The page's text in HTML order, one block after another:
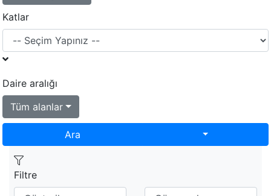
Katlar
Daire aralığı
Tüm alanlar
Ara Toggle
Filtre